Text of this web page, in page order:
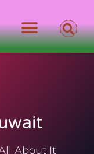
About It